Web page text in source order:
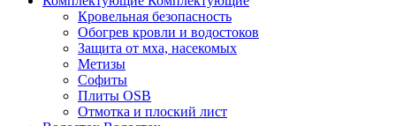
Кровельная безопасность
Обогрев кровли и водостоков
Защита от мха, насекомых
Метизы
Софиты
Плиты OSB
Отмотка и плоский лист